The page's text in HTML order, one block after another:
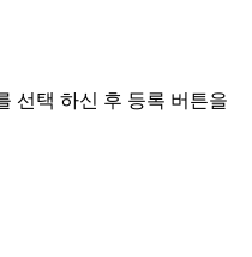
선택 하신 후 등록 버튼을